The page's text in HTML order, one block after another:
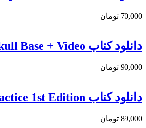
70,000 تومان
دانلود کتاب Microsurgical and Endoscopic Approaches to the Skull Base + Video
90,000 تومان
دانلود کتاب Degenerative Cervical Myelopathy: From Basic Science to Clinical Practice 1st Edition
89,000 تومان